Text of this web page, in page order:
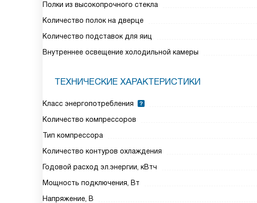
Полки из высокопрочного стекла
Количество полок на дверце
Количество подставок для яиц
Внутреннее освещение холодильной камеры
ТЕХНИЧЕСКИЕ ХАРАКТЕРИСТИКИ
Класс энергопотребления
Количество компрессоров
Тип компрессора
Количество контуров охлаждения
Годовой расход эл.энергии, кВтч
Мощность подключения, Вт
Напряжение, В